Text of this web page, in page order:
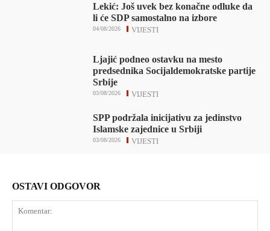
Lekić: Još uvek bez konačne odluke da
li će SDP samostalno na izbore
VIJESTI
04/08/2026
Ljajić podneo ostavku na mesto
predsednika Socijaldemokratske partije
Srbije
VIJESTI
03/08/2026
SPP podržala inicijativu za jedinstvo
Islamske zajednice u Srbiji
VIJESTI
03/08/2026
OSTAVI ODGOVOR